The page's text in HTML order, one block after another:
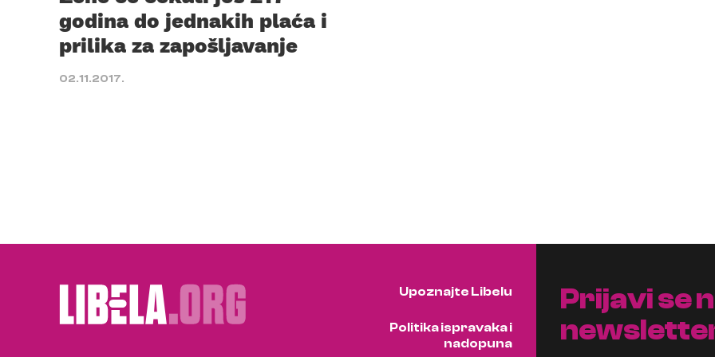
godina do jednakih plaća i
prilika za zapošljavanje
02.11.2017.
Upoznajte Libelu
Politika ispravaka i
nadopuna
Prijavi se